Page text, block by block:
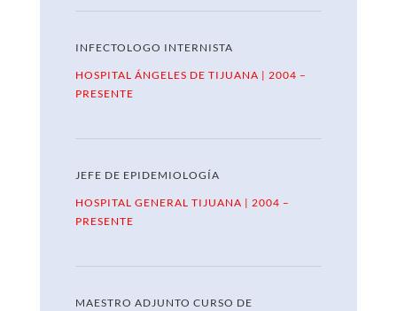
INFECTOLOGO INTERNISTA
HOSPITAL ÁNGELES DE TIJUANA | 2004 –
PRESENTE
JEFE DE EPIDEMIOLOGÍA
HOSPITAL GENERAL TIJUANA | 2004 –
PRESENTE
MAESTRO ADJUNTO CURSO DE